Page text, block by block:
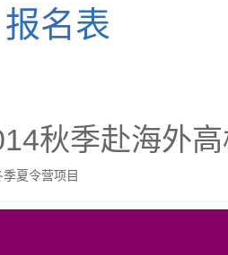
报名表
秋季赴海外
夏令营项目